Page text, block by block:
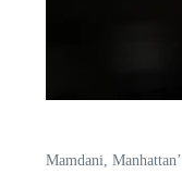
Mamdani,